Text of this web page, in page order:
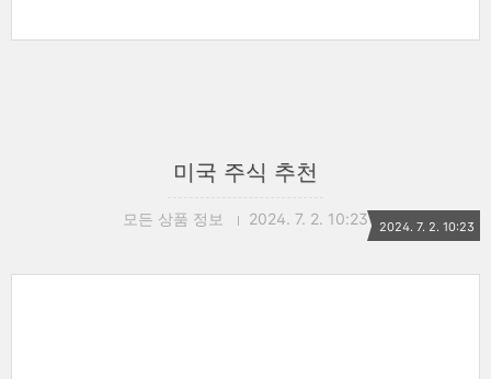
미국 주식 추천
모든 상품 정보 2024. 7. 2. 10:23 2024. 7. 2. 10:23